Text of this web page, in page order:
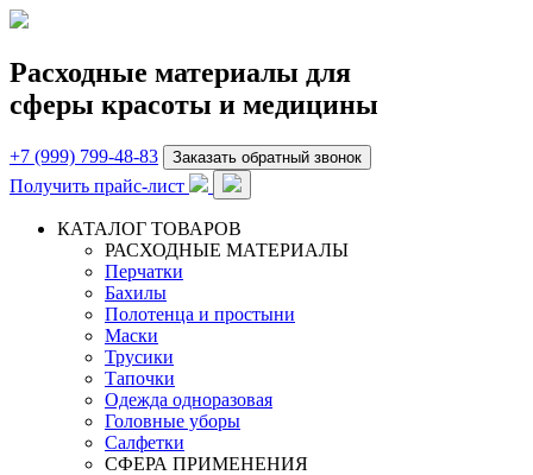
Расходные материалы для
сферы красоты и медицины
+7 (999) 799-48-83 Заказать обратный звонок
Получить прайс-лист
КАТАЛОГ ТОВАРОВ
РАСХОДНЫЕ МАТЕРИАЛЫ
Перчатки
Бахилы
Полотенца и простыни
Маски
Трусики
Тапочки
Одежда одноразовая
Головные уборы
Салфетки
СФЕРА ПРИМЕНЕНИЯ